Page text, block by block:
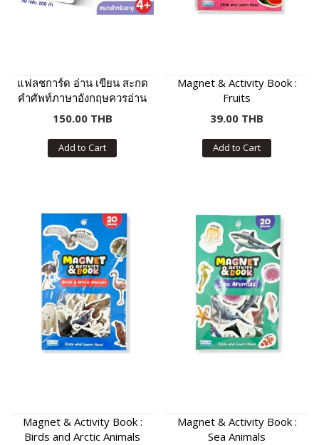
แฟลชการ์ด อ่าน เขียน สะกด
คำศัพท์ภาษาอังกฤษควรอ่าน
ได้ ระดับอนุบาล
150.00 THB
Add to Cart
Magnet & Activity Book :
Fruits
39.00 THB
Add to Cart
Magnet & Activity Book :
Birds and Arctic Animals
Magnet & Activity Book :
Sea Animals